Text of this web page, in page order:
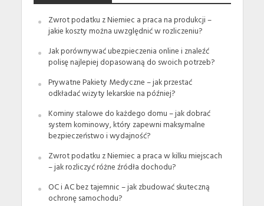
Zwrot podatku z Niemiec a praca na produkcji –
jakie koszty można uwzględnić w rozliczeniu?
Jak porównywać ubezpieczenia online i znaleźć
polisę najlepiej dopasowaną do swoich potrzeb?
Prywatne Pakiety Medyczne – jak przestać
odkładać wizyty lekarskie na później?
Kominy stalowe do każdego domu – jak dobrać
system kominowy, który zapewni maksymalne
bezpieczeństwo i wydajność?
Zwrot podatku z Niemiec a praca w kilku miejscach
– jak rozliczyć różne źródła dochodu?
OC i AC bez tajemnic – jak zbudować skuteczną
ochronę samochodu?